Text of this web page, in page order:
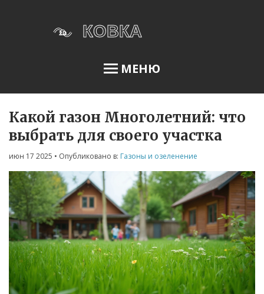
МЕНЮ
Освещение сада
Меню
О нас
Условия использования
Политика конфиденциальности
ФЗ-152
Связаться
Какой газон Многолетний: что
выбрать для своего участка
июн 17 2025 • Опубликовано в: Газоны и озеленение